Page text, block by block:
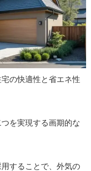
の快適性と省エネ性
を実現する画期的な
することで、外気の